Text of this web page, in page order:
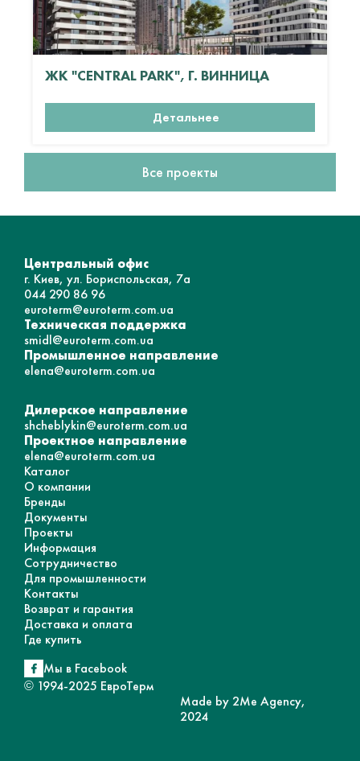
ЖК "CENTRAL PARK", Г. ВИННИЦА
Детальнее
Все проекты
Центральный офис
г. Киев, ул. Бориспольская, 7а
044 290 86 96
euroterm@euroterm.com.ua
Техническая поддержка
smidl@euroterm.com.ua
Промышленное направление
elena@euroterm.com.ua
Дилерское направление
shcheblykin@euroterm.com.ua
Проектное направление
elena@euroterm.com.ua
Каталог
О компании
Бренды
Документы
Проекты
Информация
Сотрудничество
Для промышленности
Контакты
Возврат и гарантия
Доставка и оплата
Где купить
Мы в Facebook
© 1994-2025 ЕвроТерм
Made by 2Me Agency,
2024